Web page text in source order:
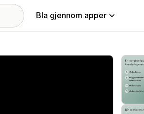
Bla gjennom apper